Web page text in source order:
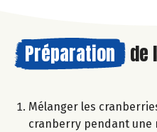
Préparation de
Mélanger les
cranberry pendant une